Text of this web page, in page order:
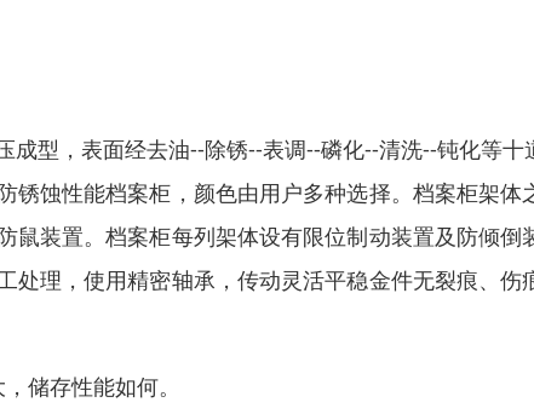
成型，表面经去油--除锈--表调--磷化--清洗--钝化等
锈蚀性能档案柜，颜色由用户多种选择。档案柜架
鼠装置。档案柜每列架体设有限位制动装置及防倾
处理，使用精密轴承，传动灵活平稳金件无裂痕、
储存性能如何。